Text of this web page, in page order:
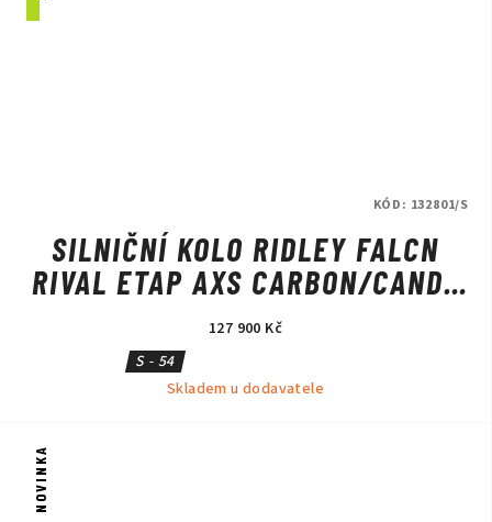
SILNIČNÍ KOLO RIDLEY FALCN
RIVAL ETAP AXS CARBON/CANDY
RED METALLIC/SILVER
127 900 Kč
S - 54
Skladem u dodavatele
KÓD: 132801/S
NOVINKA